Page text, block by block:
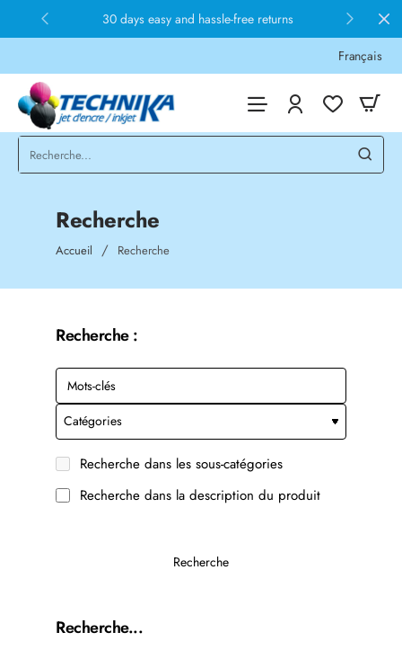
30 days easy and hassle-free returns
Français
Recherche
Accueil homeRecherche
Recherche :
Recherche dans les sous-catégories
Recherche dans la description du produit
Recherche
Recherche...